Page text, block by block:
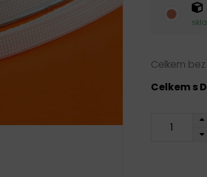
Celkem bez
Celkem s